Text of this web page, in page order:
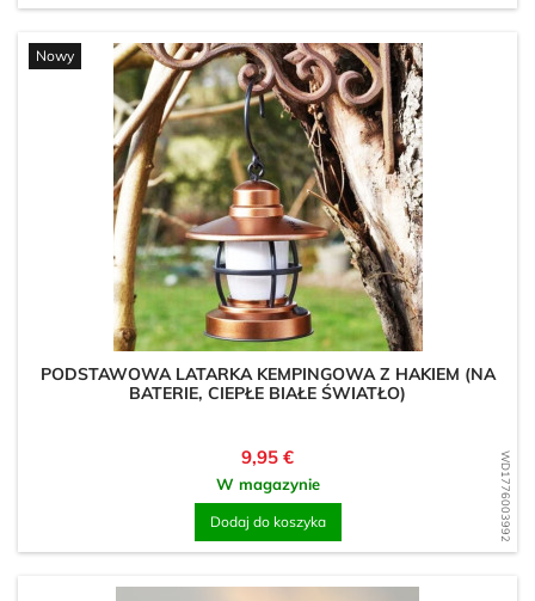
WD1776003992
Nowy
PODSTAWOWA LATARKA KEMPINGOWA Z HAKIEM (NA
BATERIE, CIEPŁE BIAŁE ŚWIATŁO)
Cena
9,95 €
W magazynie
Dodaj do koszyka